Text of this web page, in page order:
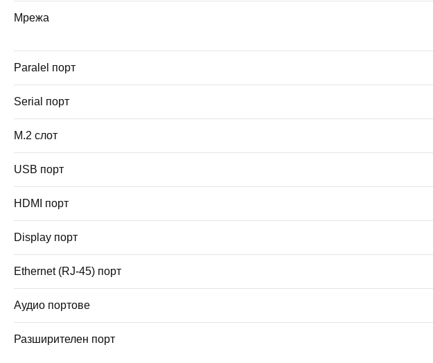
Мрежа
Paralel порт
Serial порт
M.2 слот
USB порт
HDMI порт
Display порт
Ethernet (RJ-45) порт
Аудио портове
Разширителен порт